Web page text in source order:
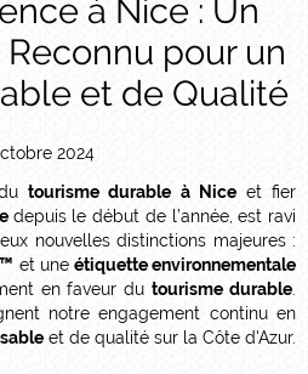
à Nice : Un
pour un
et de Qualité
2024
tourisme durable à Nice et fier
depuis le début de l’année, est ravi
nouvelles distinctions majeures :
et une étiquette environnementale
en faveur dutourisme durable
notre engagement continu en
et de qualité sur la Côte d'Azur.